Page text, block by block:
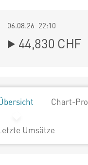
06.08.26 22:10
44,830 CHF
Chart-Pro
Umsätze